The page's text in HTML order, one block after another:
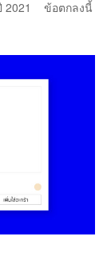
2021 ข้อตกลงนี้